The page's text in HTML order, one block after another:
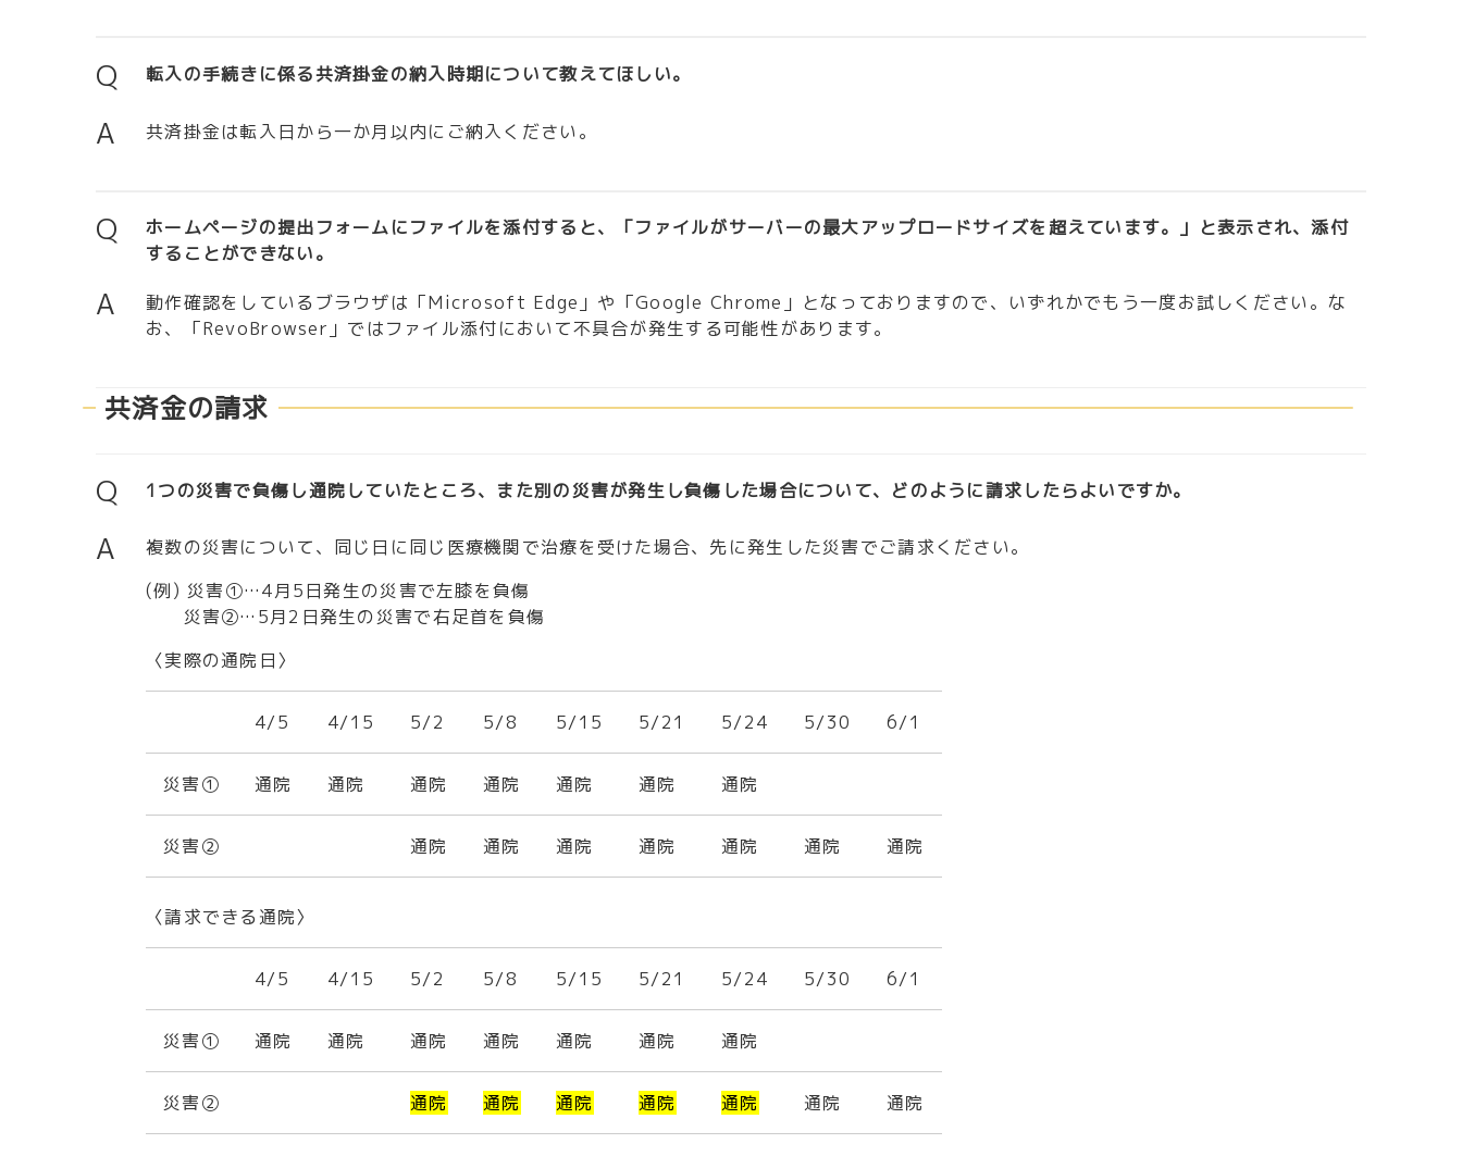
Q 転入の手続きに係る共済掛金の納入時期について教えてほしい。
A 共済掛金は転入日から一か月以内にご納入ください。
Q
ホームページの提出フォームにファイルを添付すると、「ファイルがサーバーの最大アップロードサイズを超えています。」と表示され、添付
することができない。
A
動作確認をしているブラウザは「Microsoft Edge」や「Google Chrome」となっておりますので、いずれかでもう一度お試しください。な
お、「RevoBrowser」ではファイル添付において不具合が発生する可能性があります。
共済金の請求
Q 1つの災害で負傷し通院していたところ、また別の災害が発生し負傷した場合について、どのように請求したらよいですか。
A
複数の災害について、同じ日に同じ医療機関で治療を受けた場合、先に発生した災害でご請求ください。
(例) 災害①…4月5日発生の災害で左膝を負傷
災害②…5月2日発生の災害で右足首を負傷
〈実際の通院日〉
4/5 4/15 5/2 5/8 5/15 5/21 5/24 5/30 6/1
災害① 通院 通院 通院 通院 通院 通院 通院
災害② 通院 通院 通院 通院 通院 通院 通院
〈請求できる通院〉
4/5 4/15 5/2 5/8 5/15 5/21 5/24 5/30 6/1
災害① 通院 通院 通院 通院 通院 通院 通院
災害② 通院 通院 通院 通院 通院 通院 通院